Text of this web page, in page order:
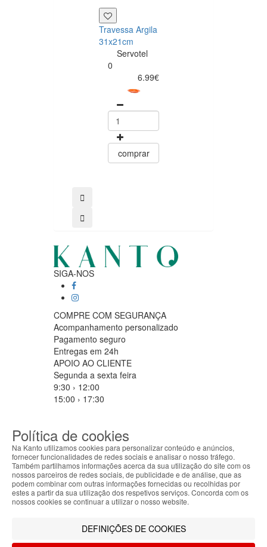
Travessa Argila
31x21cm
Servotel
0
6.99€
comprar
SIGA-NOS
COMPRE COM SEGURANÇA
Acompanhamento personalizado
Pagamento seguro
Entregas em 24h
APOIO AO CLIENTE
Segunda a sexta feira
9:30 › 12:00
15:00 › 17:30
MÉTODOS DE PAGAMENTO
ABOUT THE COOKIES
Kanto handles information about your visit using
cookies that improve the performance of the
offer advertising tailored to your interests. By
continuing to browse our site, you accept the use of
Política de cookies
Na Kanto utilizamos cookies para personalizar conteúdo e anúncios,
fornecer funcionalidades de redes sociais e analisar o nosso tráfego.
Também partilhamos informações acerca da sua utilização do site com os
nossos parceiros de redes sociais, de publicidade e de análise, que as
podem combinar com outras informações fornecidas ou recolhidas por
estes a partir da sua utilização dos respetivos serviços. Concorda com os
nossos cookies se continuar a utilizar o nosso website.
DEFINIÇÕES DE COOKIES